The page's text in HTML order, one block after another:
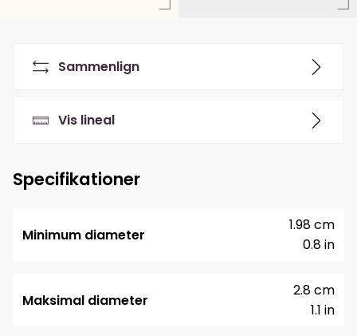
Sammenlign
Vis lineal
Specifikationer
Minimum diameter
0.8 in
1.98 cm
Maksimal diameter
1.1 in
2.8 cm